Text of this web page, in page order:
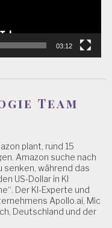
03:12
Team
plant, rund 15
Amazon suche nach
senken, während das
US-Dollar in KI
Der KI-Experte und
Apollo.ai, Mic
Deutschland und der